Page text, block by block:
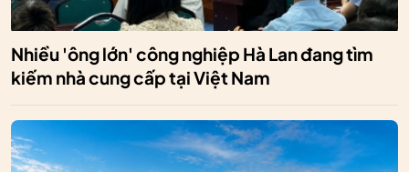
Nhiều 'ông lớn' công nghiệp Hà Lan đang tìm
kiếm nhà cung cấp tại Việt Nam